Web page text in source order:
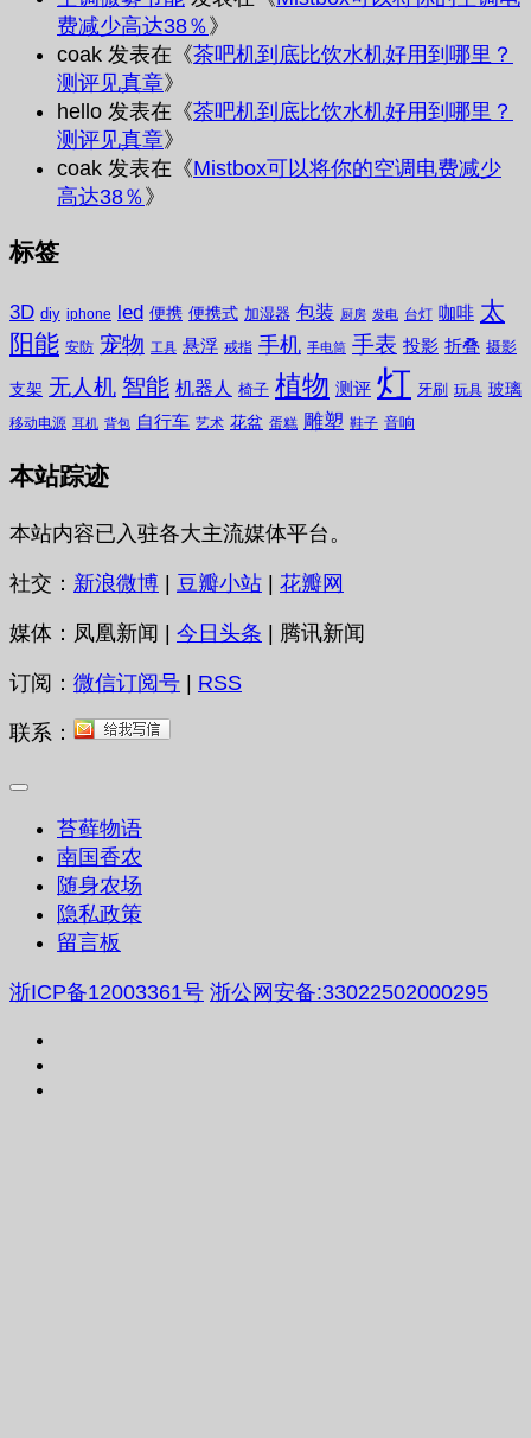
费减少高达38％ 》
coak 发表在《茶吧机到底比饮水机好用到哪里？
测评见真章》
hello 发表在《茶吧机到底比饮水机好用到哪里？
测评见真章》
coak 发表在《Mistbox可以将你的空调电费减少
高达38％ 》
标签
3D diy iphone led 便携 便携式 加湿器 包装 厨房 发电 台灯 咖啡 太
阳能 安防 宠物 工具 悬浮 戒指 手机 手电筒 手表 投影 折叠 摄影
支架 无人机 智能 机器人 椅子 植物 测评 灯 牙刷 玩具 玻璃
移动电源 耳机 背包 自行车 艺术 花盆 蛋糕 雕塑 鞋子 音响
本站踪迹
本站内容已入驻各大主流媒体平台。
社交： 新浪微博 | 豆瓣小站 | 花瓣网
媒体：凤凰新闻 | 今日头条 | 腾讯新闻
订阅： 微信订阅号 | RSS
联系：
苔藓物语
南国香农
随身农场
隐私政策
留言板
浙ICP备12003361号 浙公网安备:33022502000295